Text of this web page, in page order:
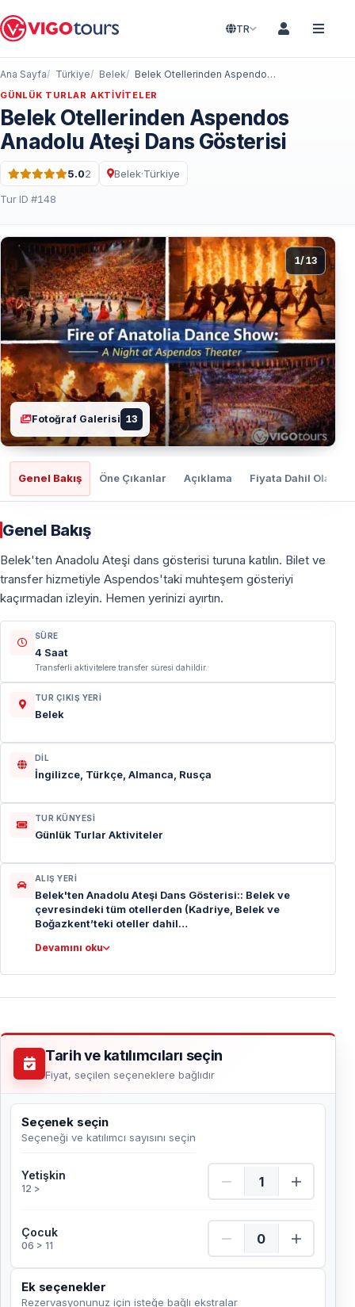
TR
Ana Sayfa Türkiye Belek Belek Otellerinden Aspendos Anadolu Ateşi Dans Gösterisi
GÜNLÜK TURLAR AKTIVITELER
Belek Otellerinden Aspendos
Anadolu Ateşi Dans Gösterisi
5 üzerinden 5.0 puan · 2 Yorum
5.02 Belek·Türkiye
Tur ID #148
1/13
Fotoğraf Galerisi 13
Genel Bakış Öne Çıkanlar Açıklama Fiyata Dahil Olanlar
Genel Bakış
Belek'ten Anadolu Ateşi dans gösterisi turuna katılın. Bilet ve
transfer hizmetiyle Aspendos'taki muhteşem gösteriyi
kaçırmadan izleyin. Hemen yerinizi ayırtın.
SÜRE
4 Saat
Transferli aktivitelere transfer süresi dahildir.
TUR ÇIKIŞ YERI
Belek
DIL
İngilizce, Türkçe, Almanca, Rusça
TUR KÜNYESI
Günlük Turlar Aktiviteler
ALIŞ YERI
Belek'ten Anadolu Ateşi Dans Gösterisi:: Belek ve
çevresindeki tüm otellerden (Kadriye, Belek ve
Boğazkent’teki oteller dahil…
Devamını oku
Tarih ve katılımcıları seçin
Fiyat, seçilen seçeneklere bağlıdır
Seçenek seçin
Seçeneği ve katılımcı sayısını seçin
Yetişkin
12 >
Yetişkin Adet
Çocuk
06 > 11
Çocuk Adet
Ek seçenekler
Rezervasyonunuz için isteğe bağlı ekstralar